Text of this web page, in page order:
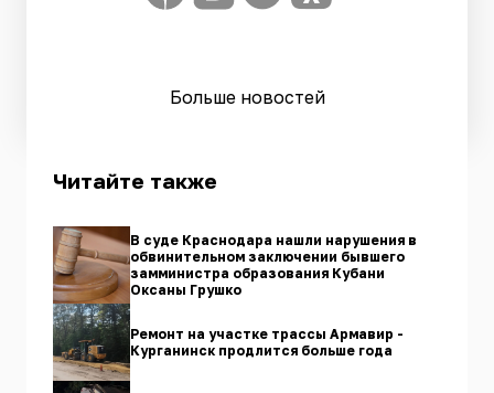
Больше новостей
Читайте также
В суде Краснодара нашли нарушения в
обвинительном заключении бывшего
замминистра образования Кубани
Оксаны Грушко
Ремонт на участке трассы Армавир -
Курганинск продлится больше года